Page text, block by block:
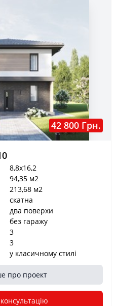
42 800 Грн.
8,8x16,2
94,35 м2
213,68 м2
скатна
два поверхи
без гаражу
3
3
у класичному стилі
про проект